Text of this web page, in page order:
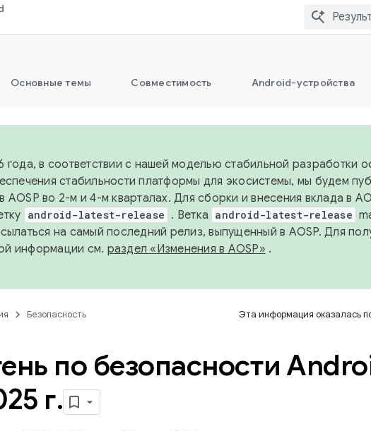
Основные темы Совместимость Android-устройства
года, в соответствии с нашей моделью стабильной разработки
стабильности платформы для экосистемы, мы будем
AOSP во 2-м и 4-м кварталах. Для сборки и внесения вклада в
android-latest-release . Ветка android-latest-release
на самый последний релиз, выпущенный в AOSP. Для
информации см. раздел «Изменения в AOSP» .
Безопасность Эта информация оказалась
по безопасности
г.